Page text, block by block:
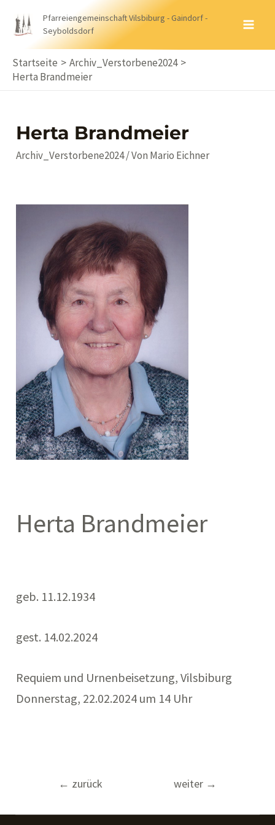
Inhalt
Pfarreiengemeinschaft Vilsbiburg - Gaindorf -
Seyboldsdorf
Startseite
Archiv_Verstorbene2024
Herta Brandmeier
Herta Brandmeier
Archiv_Verstorbene2024/ Von Mario Eichner
Herta Brandmeier
geb. 11.12.1934
gest. 14.02.2024
Requiem und Urnenbeisetzung, Vilsbiburg
Donnerstag, 22.02.2024 um 14 Uhr
Beitragsnavigation
← zurück weiter →